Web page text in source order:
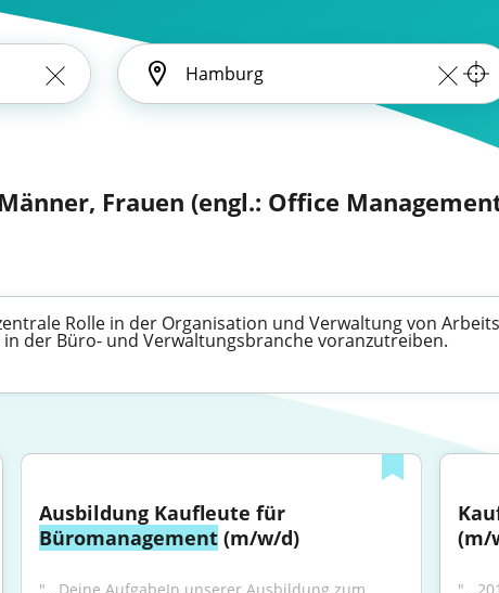
Frauen (engl.: Office
Rolle in der Organisation und Verwaltung von
der Büro- und Verwaltungsbranche voranzutreiben.
Büromanagement (m/w/d)
(m/